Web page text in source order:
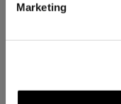
Marketing